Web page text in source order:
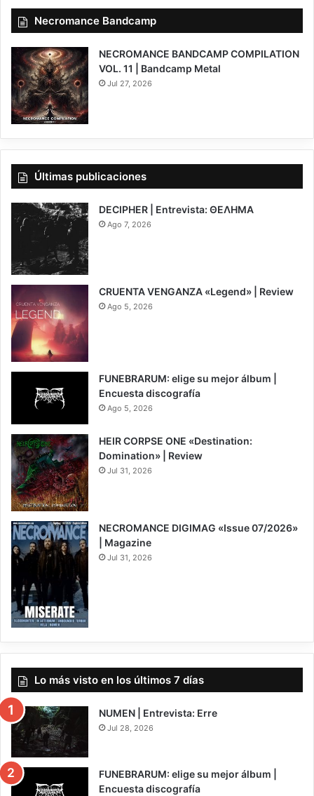
Necromance Bandcamp
NECROMANCE BANDCAMP COMPILATION
VOL. 11 | Bandcamp Metal
Jul 27, 2026
Últimas publicaciones
DECIPHER | Entrevista: ΘΕΛΗΜΑ
Ago 7, 2026
7
CRUENTA VENGANZA «Legend» | Review
Ago 5, 2026
FUNEBRARUM: elige su mejor álbum |
Encuesta discografía
Ago 5, 2026
8
HEIR CORPSE ONE «Destination:
Domination» | Review
Jul 31, 2026
NECROMANCE DIGIMAG «Issue 07/2026»
| Magazine
Jul 31, 2026
Lo más visto en los últimos 7 días
NUMEN | Entrevista: Erre
Jul 28, 2026
FUNEBRARUM: elige su mejor álbum |
Encuesta discografía